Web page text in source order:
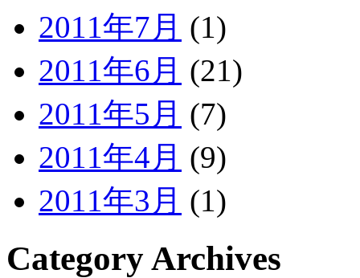
2011年7月 (1)
2011年6月 (21)
2011年5月 (7)
2011年4月 (9)
2011年3月 (1)
Category Archives